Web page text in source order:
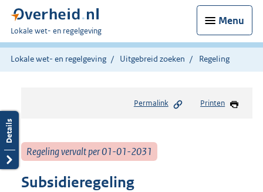
Menu
U
bent
hier:
Lokale wet- en regelgeving
Lokale wet- en regelgeving Uitgebreid zoeken Regeling
Permalink Printen
Regeling vervalt per 01-01-2031
Subsidieregeling